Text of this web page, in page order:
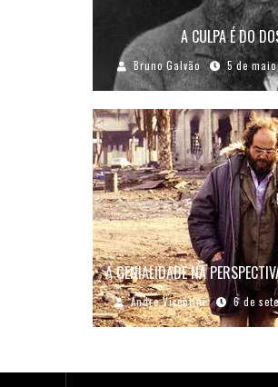
A CULPA É DO
Bruno Galvão 5 de maio
A GENIALIDADE NA
Andre Vicentini 6 de